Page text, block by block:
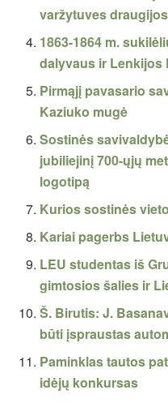
varžytuves
1863-1864 m.
dalyvaus ir Lenkijos
Pirmąjį pavasario
Kaziuko mugė
Sostinės
jubiliejinį 700-ųjų
logotipą
Kurios sostinės
Kariai pagerbs
LEU studentas iš
gimtosios šalies ir
Š. Birutis: J.
būti įspraustas
Paminklas tautos
idėjų konkursas